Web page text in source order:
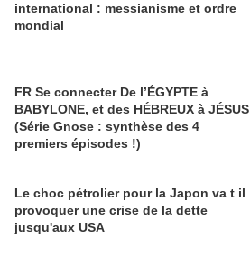
international : messianisme et ordre
mondial
FR Se connecter De l’ÉGYPTE à
BABYLONE, et des HÉBREUX à JÉSUS
(Série Gnose : synthèse des 4
premiers épisodes !)
Le choc pétrolier pour la Japon va t il
provoquer une crise de la dette
jusqu'aux USA